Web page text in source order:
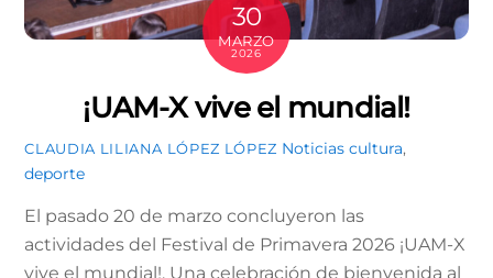
30
MARZO
2026
¡UAM-X vive el mundial!
CLAUDIA LILIANA LÓPEZ LÓPEZ Noticias cultura,
deporte
El pasado 20 de marzo concluyeron las
actividades del Festival de Primavera 2026 ¡UAM-X
vive el mundial!. Una celebración de bienvenida al